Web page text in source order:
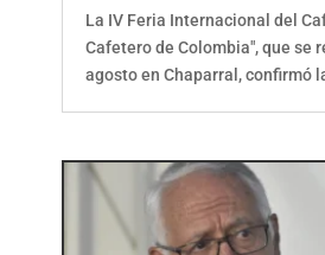
La IV Feria Internacional del
Cafetero de Colombia", que se
agosto en Chaparral, confirmó